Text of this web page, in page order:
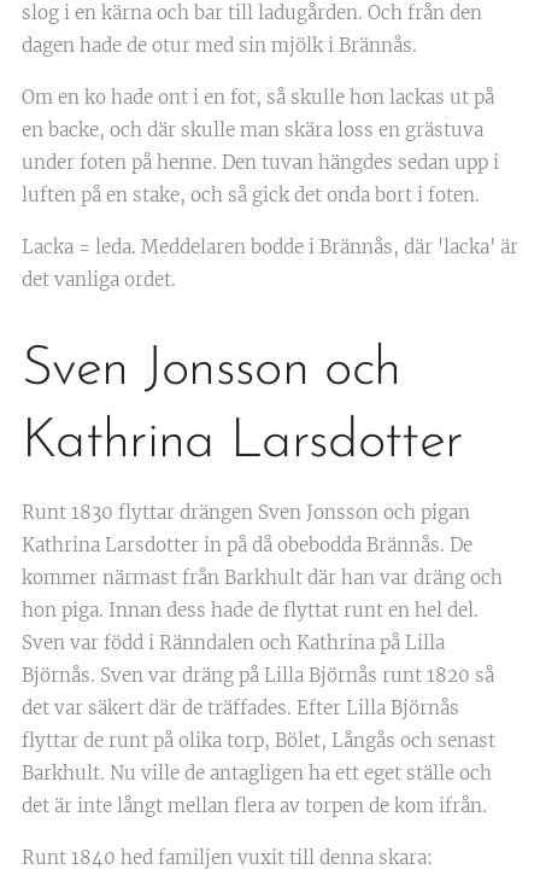
slog i en kärna och bar till ladugården. Och från den
dagen hade de otur med sin mjölk i Brännås.
Om en ko hade ont i en fot, så skulle hon lackas ut på
en backe, och där skulle man skära loss en grästuva
under foten på henne. Den tuvan hängdes sedan upp i
luften på en stake, och så gick det onda bort i foten.
Lacka = leda. Meddelaren bodde i Brännås, där 'lacka' är
det vanliga ordet.
Sven Jonsson och
Kathrina Larsdotter
Runt 1830 flyttar drängen Sven Jonsson och pigan
Kathrina Larsdotter in på då obebodda Brännås. De
kommer närmast från Barkhult där han var dräng och
hon piga. Innan dess hade de flyttat runt en hel del.
Sven var född i Ränndalen och Kathrina på Lilla
Björnås. Sven var dräng på Lilla Björnås runt 1820 så
det var säkert där de träffades. Efter Lilla Björnås
flyttar de runt på olika torp, Bölet, Långås och senast
Barkhult. Nu ville de antagligen ha ett eget ställe och
det är inte långt mellan flera av torpen de kom ifrån.
Runt 1840 hed familjen vuxit till denna skara: